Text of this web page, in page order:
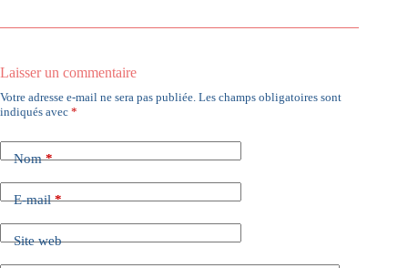
Laisser un commentaire
Votre adresse e-mail ne sera pas publiée. Les champs obligatoires sont
indiqués avec *
Nom*
E-mail*
Site web